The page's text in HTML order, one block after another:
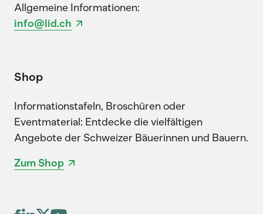
Allgemeine Informationen:
info@lid.ch
Shop
Informationstafeln, Broschüren oder
Eventmaterial: Entdecke die vielfältigen
Angebote der Schweizer Bäuerinnen und Bauern.
Zum Shop